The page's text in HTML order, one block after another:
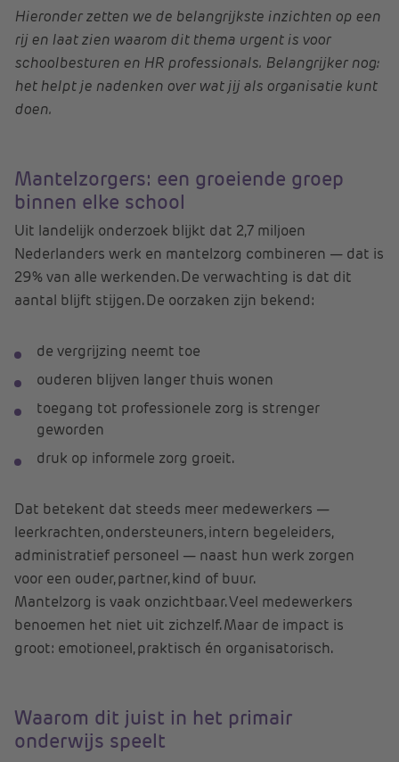
Hieronder zetten we de belangrijkste inzichten op een
rij en laat zien waarom dit thema urgent is voor
schoolbesturen en HR professionals. Belangrijker nog:
het helpt je nadenken over wat jij als organisatie kunt
doen.
Mantelzorgers: een groeiende groep
binnen elke school
Uit landelijk onderzoek blijkt dat 2,7 miljoen
Nederlanders werk en mantelzorg combineren — dat is
29% van alle werkenden. De verwachting is dat dit
aantal blijft stijgen. De oorzaken zijn bekend:
de vergrijzing neemt toe
ouderen blijven langer thuis wonen
toegang tot professionele zorg is strenger
geworden
druk op informele zorg groeit.
Dat betekent dat steeds meer medewerkers —
leerkrachten, ondersteuners, intern begeleiders,
administratief personeel — naast hun werk zorgen
voor een ouder, partner, kind of buur.
Mantelzorg is vaak onzichtbaar. Veel medewerkers
benoemen het niet uit zichzelf. Maar de impact is
groot: emotioneel, praktisch én organisatorisch.
Waarom dit juist in het primair
onderwijs speelt